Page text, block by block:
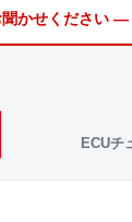
聞かせください
ECUチ